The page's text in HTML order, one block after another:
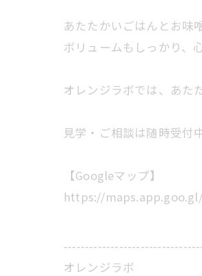
あたたかいごはんとお味
ボリュームもしっかり、
オレンジラボでは、あた
見学・ご相談は随時受付
【Googleマップ】
https://
オレンジラボ